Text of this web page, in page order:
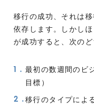
移行の成功、それは
依存します。しかし
が成功すると、次の
最初の数週間のビ
目標）
移行のタイプによ